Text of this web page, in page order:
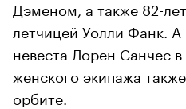
Дэменом, а также 82-
летчицей Уолли Фанк. А
невеста Лорен Санчес
женского экипажа
орбите.